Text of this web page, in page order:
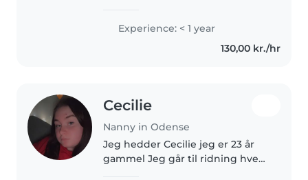
erfaring med babyer, småbørn
og børnehavebørn og er
komfortabel med kæledyr og
Experience: < 1 year
130,00 kr./hr
Cecilie
Nanny in Odense
Jeg hedder Cecilie jeg er 23 år
gammel Jeg går til ridning hver